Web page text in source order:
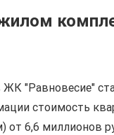
"Равновесие"
стоимость
от 6,6 миллионов